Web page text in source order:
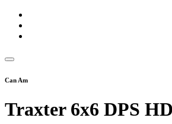
Can Am
Traxter 6x6 DPS